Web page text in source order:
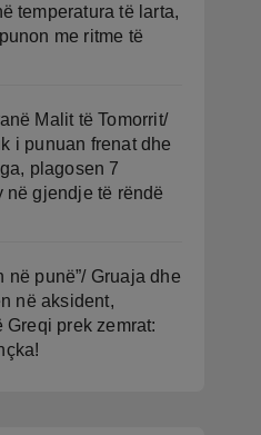
temperatura të larta,
me ritme të
Malit të Tomorrit/
i punuan frenat dhe
plagosen 7
në gjendje të rëndë
në punë”/ Gruaja dhe
në aksident,
Greqi prek zemrat: